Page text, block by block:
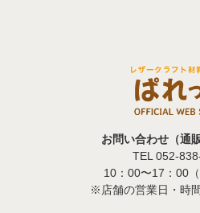
お問い合わせ（通
TEL 052-
10：00〜17：00（
※店舗の営業日・時